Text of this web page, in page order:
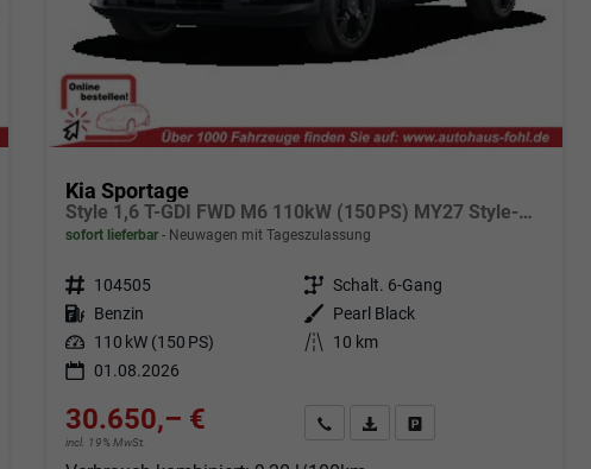
Kia Sportage
Style 1,6 T-GDI FWD M6 110kW (150 PS) MY27 Style-Paket, 2-Zonen-Klimaautomatik, Sitz-/Lenkradheizung, Regensensor, Navi, DAB, Apple CarPlay/Android Auto, Rückfahrkamera, Parksensoren vorn/hinten, Full-LED, 17 Zoll LM, uvm.
sofort lieferbar Neuwagen mit Tageszulassung
Fahrzeugnr. 104505 Getriebe Schalt. 6-Gang
Kraftstoff Benzin Außenfarbe
Pearl Black
Leistung 110 kW (150 PS) Kilometerstand
10 km
01.08.2026
30.650,– €
incl. 19% MwSt.
Angebot anfordern
Fahrzeugexpose (PDF)
Fahrzeug parken